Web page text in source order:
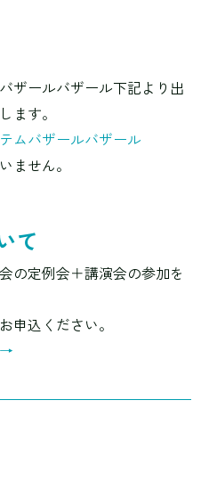
ザールバザール下記より出
ます。
ムバザールバザール
ません。
て
の定例会＋講演会の参加を
申込ください。
→